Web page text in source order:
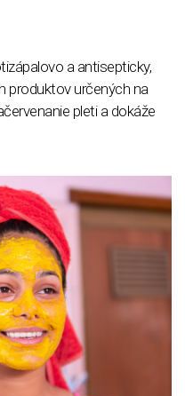
a antisepticky,
produktov určených na
pleti a dokáže